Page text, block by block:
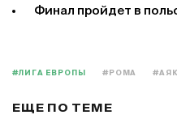
Финал пройдет в
#ЛИГА ЕВРОПЫ #РОМА
ЕЩЕ ПО ТЕМЕ